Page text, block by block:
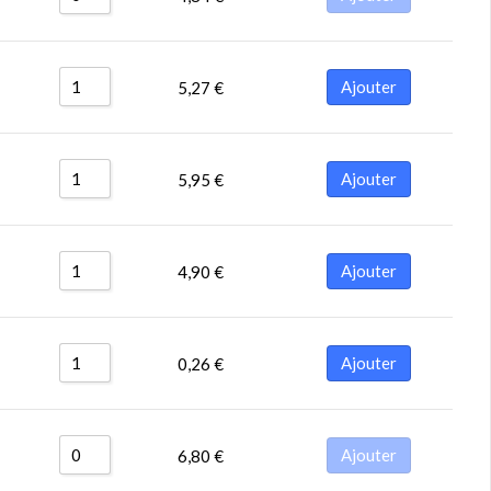
5,27 € Ajouter
5,95 € Ajouter
4,90 € Ajouter
0,26 € Ajouter
6,80 € Ajouter